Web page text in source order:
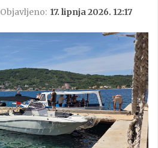
Objavljeno: 17. lipnja 2026. 12:17